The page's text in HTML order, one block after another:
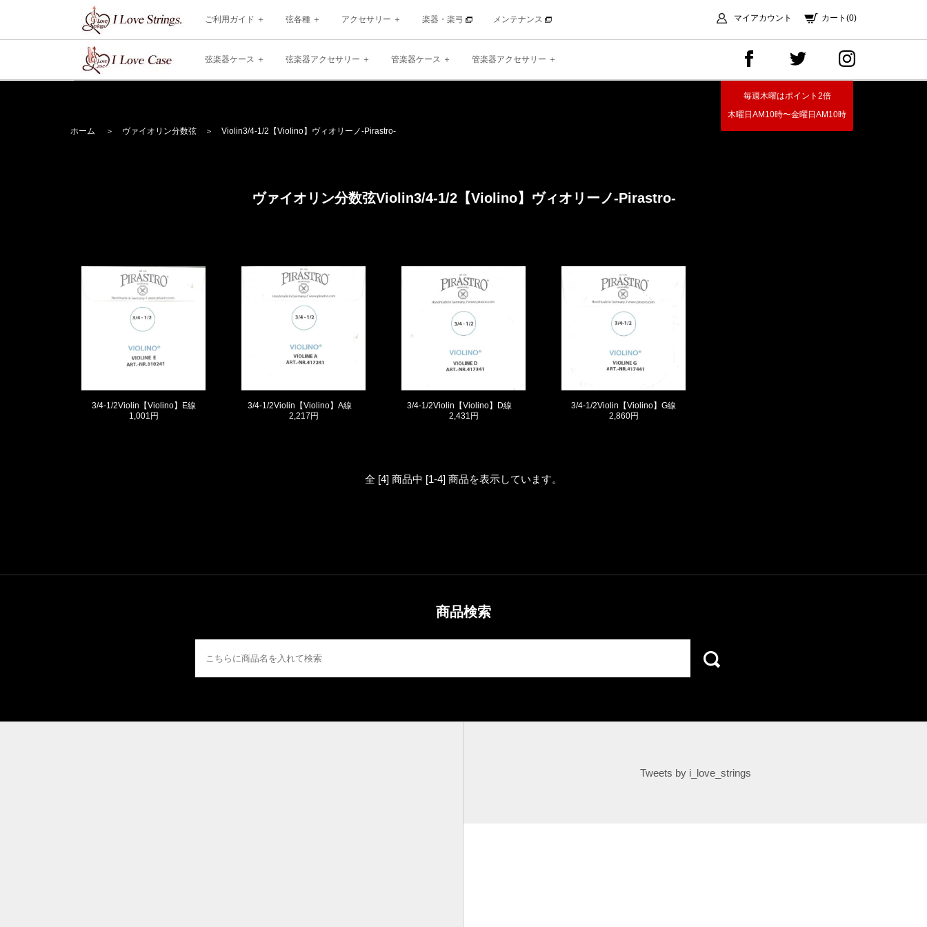
ご利用ガイド 弦各種 アクセサリー 楽器・楽弓 メンテナンス マイアカウント カート(0)
弦楽器ケース 弦楽器アクセサリー 管楽器ケース 管楽器アクセサリー
毎週木曜はポイント2倍
木曜日AM10時〜金曜日AM10時
ホーム ＞ ヴァイオリン分数弦 ＞ Violin3/4-1/2【Violino】 ヴィオリーノ-Pirastro-
ヴァイオリン分数弦Violin3/4-1/2【Violino】 ヴィオリーノ-Pirastro-
3/4-1/2Violin【Violino】E線
1,001円
3/4-1/2Violin【Violino】A線
2,217円
3/4-1/2Violin【Violino】D線
2,431円
3/4-1/2Violin【Violino】G線
2,860円
全 [4] 商品中 [1-4] 商品を表示しています。
商品検索
Tweets by i_love_strings